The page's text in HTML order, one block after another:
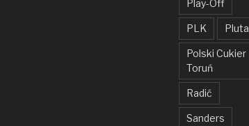
Play-Off
PLK Pluta
Polski Cukier
Toruń
Radić
Sanders